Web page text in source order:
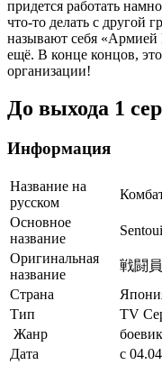
придется работать
что-то делать с другой
называют себя
ещё. В конце концов,
организации!
До выхода 1
Информация
Название на
русском
Основное
название
Оригинальная
название
戦闘
Страна
Тип
TV
Жанр
Дата
с